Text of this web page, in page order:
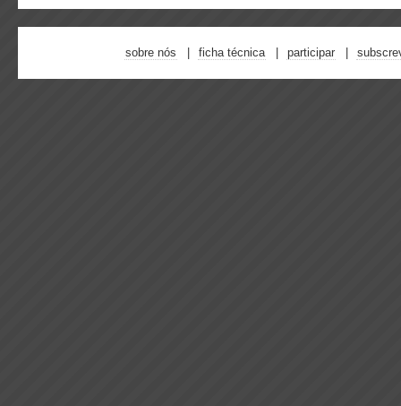
sobre nós ficha técnica participar